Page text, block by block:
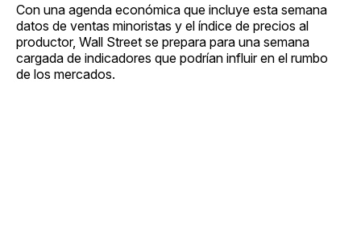
Con una agenda económica que incluye esta semana
datos de ventas minoristas y el índice de precios al
productor, Wall Street se prepara para una semana
cargada de indicadores que podrían influir en el rumbo
de los mercados.